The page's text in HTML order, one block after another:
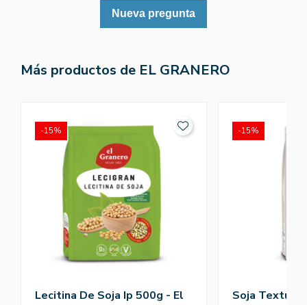
Nueva pregunta
Más productos de EL GRANERO
Lecitina De Soja Ip 500g - El
-15%
Soja
-15%